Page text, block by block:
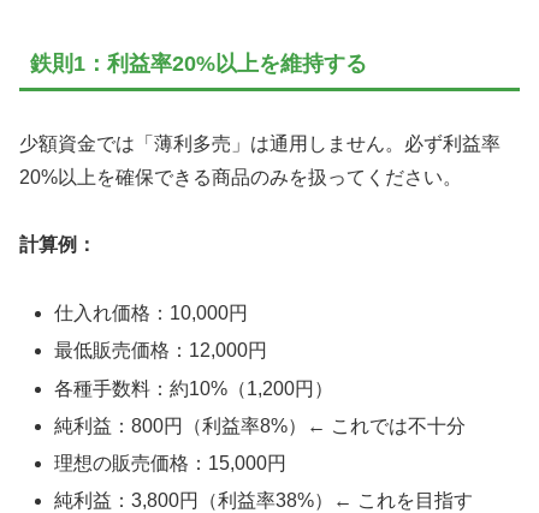
鉄則1：利益率20%以上を維持する
少額資金では「薄利多売」は通用しません。必ず利益率
20%以上を確保できる商品のみを扱ってください。
計算例：
仕入れ価格：10,000円
最低販売価格：12,000円
各種手数料：約10%（1,200円）
純利益：800円（利益率8%）← これでは不十分
理想の販売価格：15,000円
純利益：3,800円（利益率38%）← これを目指す